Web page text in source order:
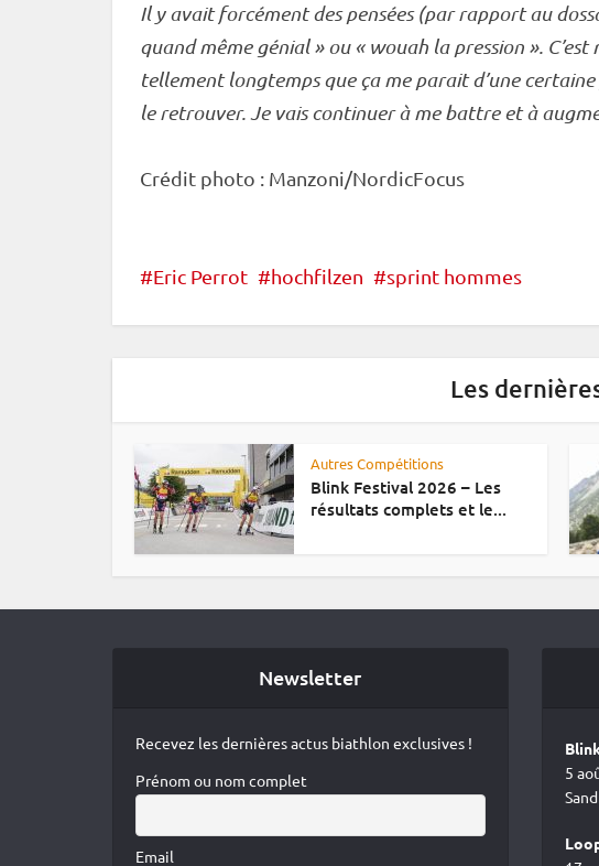
Il y avait forcément des pensées (par rapport au
quand même génial » ou « wouah la pression ».
tellement longtemps que ça me parait d’une
le retrouver. Je vais continuer à me battre et à
Crédit photo : Manzoni/NordicFocus
Eric Perrot hochfilzen sprint hommes
Les
Autres Compétitions
Blink Festival 2026 – Les
résultats complets et le...
Newsletter
Recevez les dernières actus biathlon exclusives !
Prénom ou nom complet
Email
5